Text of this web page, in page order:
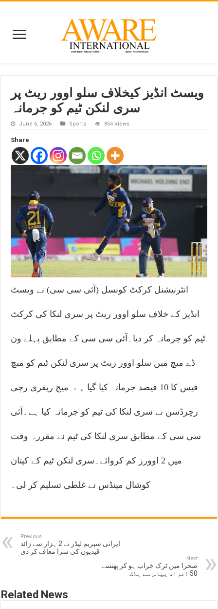
ویسٹ انڈیز کیخلاف سلو اوور ریٹ پر
سری لنکن ٹیم کو جرمانہ
June 6, 2026 Sports 854 Views
Share
انٹرنیشنل کرکٹ کونسل (آئی سی سی) نے ویسٹ
انڈیز کے خلاف سلو اوور ریٹ پر سری لنکا کی کرکٹ
ٹیم کو جرمانہ کر دیا۔آئی سی سی کے مطابق پہلے ون
ڈے میچ میں سلو اوور ریٹ پر سری لنکن ٹیم کو میچ
فیس کا 10 فیصد جرمانہ کیا گیا ہے۔میچ ریفری رچی
رچرڈسن نے سری لنکا کی ٹیم کو جرمانہ کیا ہے۔آئی
سی سی کے مطابق سری لنکا کی ٹیم نے مقررہ وقت
میں 2 اوورز کم کروائے۔سری لنکن ٹیم کے کپتان
کوشال مینڈس نے غلطی تسلیم کر لی۔
Previous
ایرانی سپریم لیڈر نے 2 ہزار سے زائد
قیدیوں کی سزا معاف کر دی
Next
صحرا میں ٹرک خراب ہو کر پھنسے
50 افراد پیاس سے ہلاک
Related News